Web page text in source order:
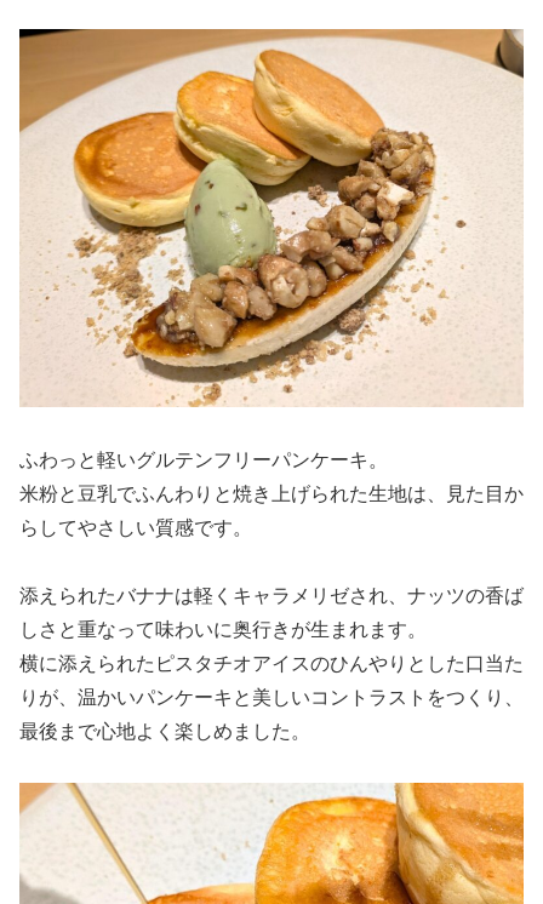
ふわっと軽いグルテンフリーパンケーキ。
米粉と豆乳でふんわりと焼き上げられた生地は、見た目か
らしてやさしい質感です。
添えられたバナナは軽くキャラメリゼされ、ナッツの香ば
しさと重なって味わいに奥行きが生まれます。
横に添えられたピスタチオアイスのひんやりとした口当た
りが、温かいパンケーキと美しいコントラストをつくり、
最後まで心地よく楽しめました。